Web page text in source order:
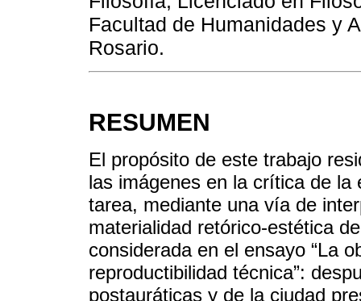
Facultad de Humanidades y
Rosario.
RESUMEN
El propósito de este trabajo
las imágenes en la crítica de
tarea, mediante una vía de
materialidad retórico-estética
considerada en el ensayo “La
reproductibilidad técnica”:
postauráticas y de la ciudad